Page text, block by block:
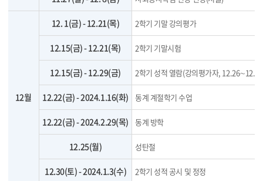
12월
12. 1(금) - 12.21(목) 2학기 기말 강의평가
12.15(금) - 12.21(목) 2학기 기말시험
12.15(금) - 12.29(금) 2학기 성적 열람(강의평가자,
12.22(금) - 2024.1.16(화) 동계 계절학기 수업
12.22(금) - 2024.2.29(목) 동계 방학
12.25(월) 성탄절
12.30(토) - 2024.1.3(수) 2학기 성적 공시 및 정정